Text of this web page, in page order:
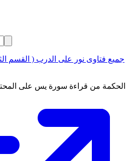
جميع فتاوى نور على الدرب ( القسم
6724 - الحكمة من قراءة سورة يس على